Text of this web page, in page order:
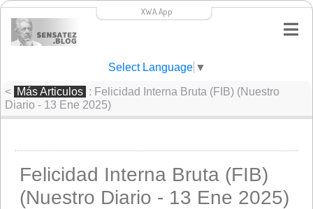
XWA.App
Select Language ▼
< Más Articulos : Felicidad Interna Bruta (FIB) (Nuestro
Diario - 13 Ene 2025)
Felicidad Interna Bruta (FIB)
(Nuestro Diario - 13 Ene 2025)